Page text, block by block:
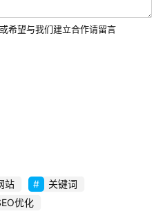
希望与我们建立合作请留言
站
关键词
优化